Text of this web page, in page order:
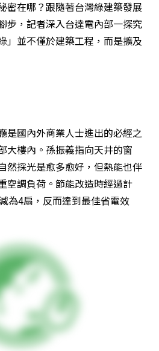
密在哪？跟隨著台灣綠建築發展
步，記者深入台達電內部一探究
」並不僅於建築工程，而是擴及
是國內外商業人士進出的必經之
大樓內。孫振義指向天井的窗
然採光是愈多愈好，但熱能也伴
空調負荷。節能改造時經過計
為4扇，反而達到最佳省電效